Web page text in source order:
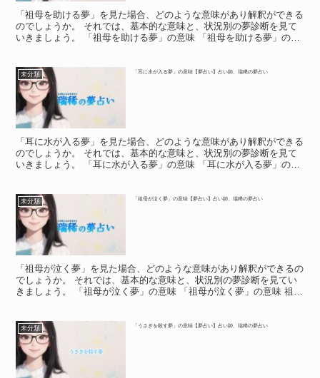
「祖母を助ける夢」を見た場合、どのような意味があり解釈ができる
のでしょうか。 それでは、基本的な意味と、状況別の夢診断を見て
いきましょう。 「祖母を助ける夢」の意味 「祖母を助ける夢」の意
未分類 「耳に水が入る夢」の意味【夢占い】占い師、瑞稀の夢占い
「耳に水が入る夢」を見た場合、どのような意味があり解釈ができる
のでしょうか。 それでは、基本的な意味と、状況別の夢診断を見て
いきましょう。 「耳に水が入る夢」の意味 「耳に水が入る夢」の意
未分類 「祖母が泣く夢」の意味【夢占い】占い師、瑞稀の夢占い
「祖母が泣く夢」を見た場合、どのような意味があり解釈ができるの
でしょうか。 それでは、基本的な意味と、状況別の夢診断を見てい
きましょう。 「祖母が泣く夢」の意味 「祖母が泣く夢」の意味 祖母
未分類 「うさぎを殺す夢」の意味【夢占い】占い師、瑞稀の夢占い